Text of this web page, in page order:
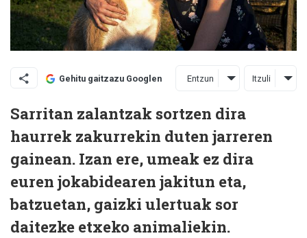
Gehitu gaitzazu Googlen Entzun Itzuli
Sarritan zalantzak sortzen dira
haurrek zakurrekin duten jarreren
gainean. Izan ere, umeak ez dira
euren jokabidearen jakitun eta,
batzuetan, gaizki ulertuak sor
daitezke etxeko animaliekin.